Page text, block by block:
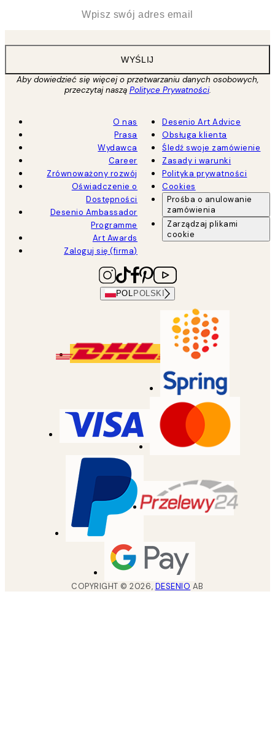
WYŚLIJ
Aby dowiedzieć się więcej o przetwarzaniu danych osobowych,
przeczytaj naszą Polityce Prywatności.
O nas
Prasa
Wydawca
Career
Zrównoważony rozwój
Oświadczenie o
Dostępności
Desenio Ambassador
Programme
Art Awards
Zaloguj się (firma)
Desenio Art Advice
Obsługa klienta
Śledź swoje zamówienie
Zasady i warunki
Polityka prywatności
Cookies
Prośba o anulowanie
zamówienia
Zarządzaj plikami
cookie
POL POLSKI
COPYRIGHT ©2026, DESENIO AB